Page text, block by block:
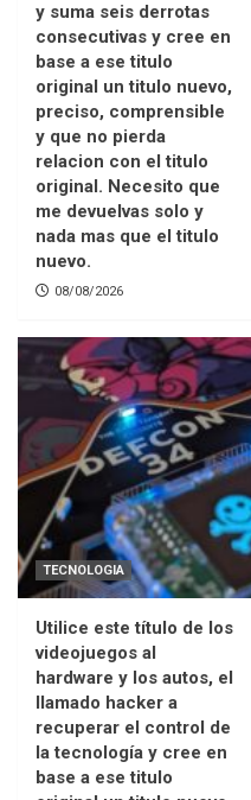
y suma seis derrotas
consecutivas y cree en
base a ese titulo
original un titulo nuevo,
preciso, comprensible
y que no pierda
relacion con el titulo
original. Necesito que
me devuelvas solo y
nada mas que el titulo
nuevo.
08/08/2026
TECNOLOGIA
Utilice este título de los
videojuegos al
hardware y los autos, el
llamado hacker a
recuperar el control de
la tecnología y cree en
base a ese titulo